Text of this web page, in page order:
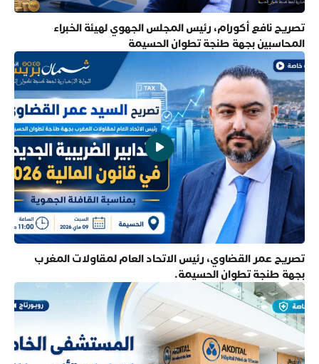
تصريح نافع أكورام، رئيس المجلس الجهوي لهيئة الخبراء
المحاسبين بجهة طنجة تطوان الحسيمة
تصريح عمر القضاوي، رئيس الاتحاد العام لمقاولات المغرب
بجهة طنجة تطوان الحسيمة.